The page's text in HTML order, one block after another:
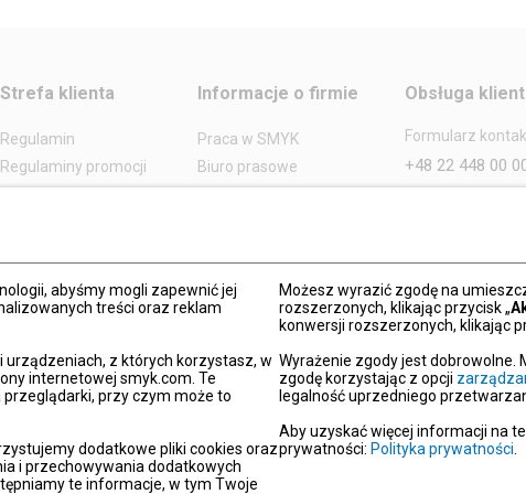
abyśmy mogli zapewnić jej
treści oraz reklam
z których korzystasz, w
internetowej smyk.com. Te
przy czym może to
dodatkowe pliki cookies oraz
i przechowywania dodatkowych
te informacje, w tym Twoje
Możesz wyrazić zgodę na
rozszerzonych, klikając przycisk „
konwersji rozszerzonych, klikając
Wyrażenie zgody jest dobrowolne.
zgodę korzystając z opcji
legalność uprzedniego
Aby uzyskać więcej informacji na
prywatności: Polityka prywatności
Strefa klienta
Regulamin
Regulaminy promocji
Reklamacje
PayPo
Aplikacja SMYK
Znajdź sklep SMYK
Program SMYK Klub
Informacje o firmie
Praca w SMYK
Biuro prasowe
Akt o usługach cyfrowych
Deklaracja dostępności
Obsługa
Formularz
+48 22 448 00
ndz.: 10:00-